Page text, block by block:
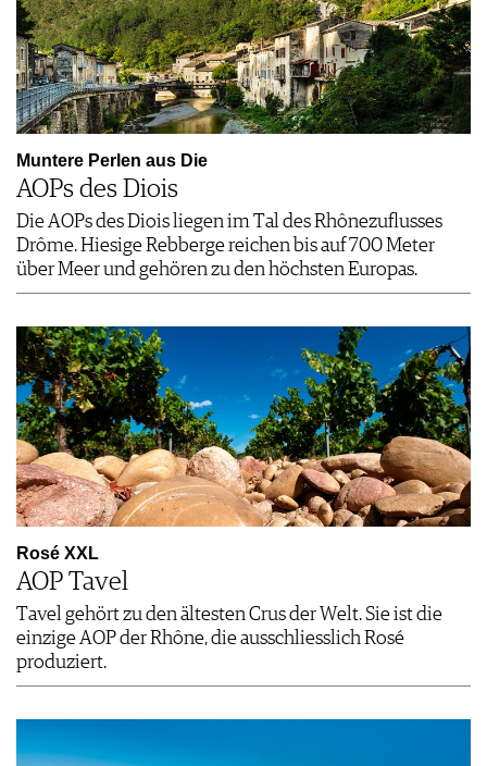
Muntere Perlen aus Die
AOPs des Diois
Die AOPs des Diois liegen im Tal des Rhônezuflusses
Drôme. Hiesige Rebberge reichen bis auf 700 Meter
über Meer und gehören zu den höchsten Europas.
Rosé XXL
AOP Tavel
Tavel gehört zu den ältesten Crus der Welt. Sie ist die
einzige AOP der Rhône, die ausschliesslich Rosé
produziert.